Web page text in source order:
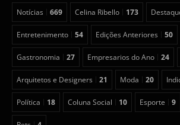
Notícias 669 Celina Ribello 173
Entretenimento 54 Edições Anteriores 50
Gastronomia 27 Empresarios do Ano 24
Arquitetos e Designers 21 Moda 20
Política 18 Coluna Social 10 Esporte 9